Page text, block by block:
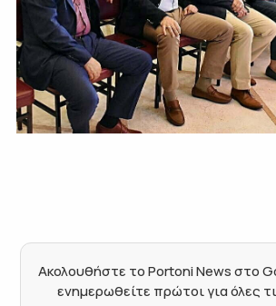
Ακολουθήστε το Portoni News στο
ενημερωθείτε πρώτοι για όλες